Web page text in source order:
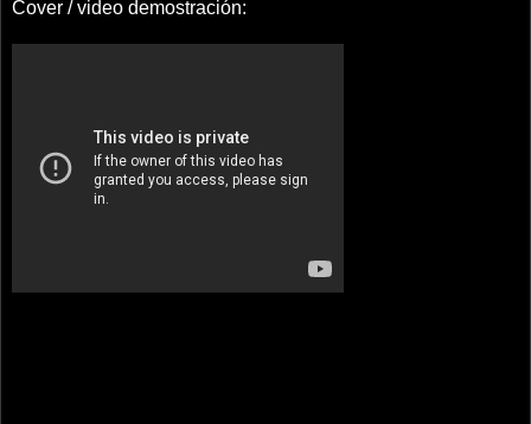
Cover / video demostración: